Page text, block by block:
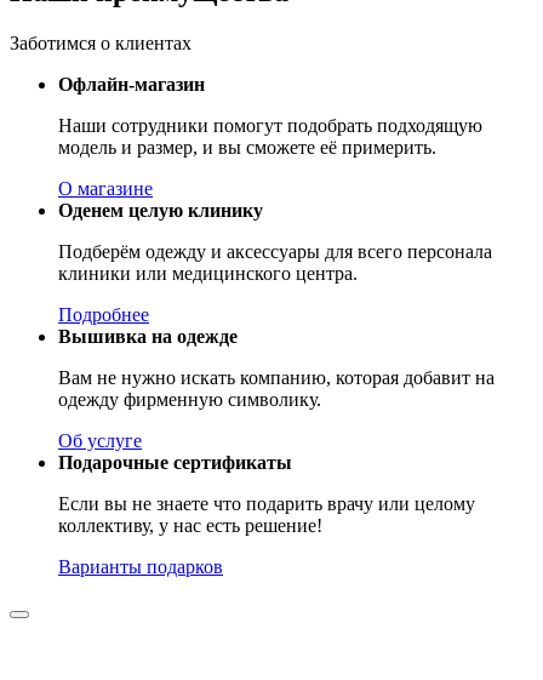
Заботимся о клиентах
Офлайн-магазин
Наши сотрудники помогут подобрать подходящую
модель и размер, и вы сможете её примерить.
О магазине
Оденем целую клинику
Подберём одежду и аксессуары для всего персонала
клиники или медицинского центра.
Подробнее
Вышивка на одежде
Вам не нужно искать компанию, которая добавит на
одежду фирменную символику.
Об услуге
Подарочные сертификаты
Если вы не знаете что подарить врачу или целому
коллективу, у нас есть решение!
Варианты подарков